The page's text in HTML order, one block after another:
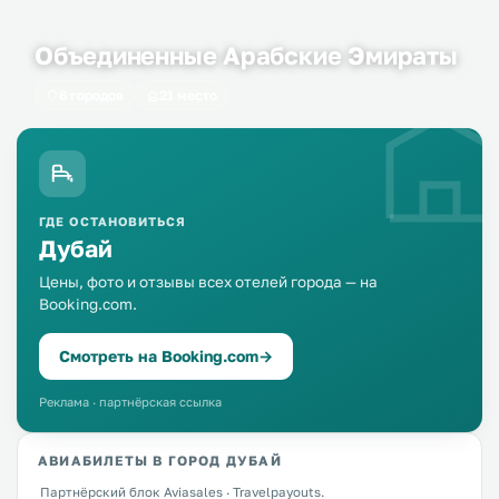
Объединенные Арабские Эмираты
ГДЕ ОСТАНОВИТЬСЯ
Дубай
Цены, фото и отзывы всех отелей города — на
Booking.com.
Смотреть на Booking.com→
Реклама · партнёрская ссылка
АВИАБИЛЕТЫ В ГОРОД ДУБАЙ
Партнёрский блок Aviasales · Travelpayouts.